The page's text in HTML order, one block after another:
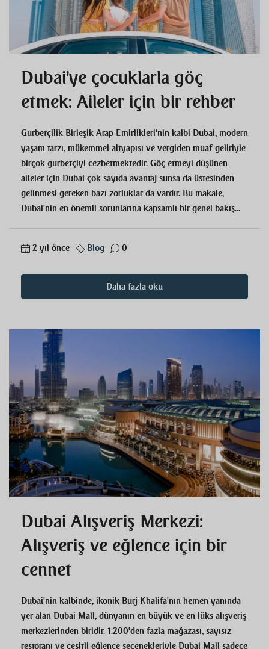
Dubai'ye çocuklarla göç
etmek: Aileler için bir rehber
Gurbetçilik Birleşik Arap Emirlikleri'nin kalbi Dubai, modern
yaşam tarzı, mükemmel altyapısı ve vergiden muaf geliriyle
birçok gurbetçiyi cezbetmektedir. Göç etmeyi düşünen
aileler için Dubai çok sayıda avantaj sunsa da üstesinden
gelinmesi gereken bazı zorluklar da vardır. Bu makale,
Dubai'nin en önemli sorunlarına kapsamlı bir genel bakış...
2 yıl önce Blog 0
Daha fazla oku
Dubai Alışveriş Merkezi:
Alışveriş ve eğlence için bir
cennet
Dubai'nin kalbinde, ikonik Burj Khalifa'nın hemen yanında
yer alan Dubai Mall, dünyanın en büyük ve en lüks alışveriş
merkezlerinden biridir. 1.200'den fazla mağazası, sayısız
restoranı ve çeşitli eğlence seçenekleriyle Dubai Mall sadece